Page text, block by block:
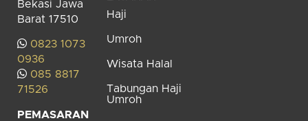
Bekasi Jawa
Barat 17510
0823 1073
0936
085 8817
71526
PEMASARAN
Haji
Umroh
Wisata Halal
Tabungan Haji
Umroh